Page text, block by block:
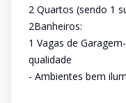
2 Quartos (sendo 1
2Banheiros:
1 Vagas de
qualidade
- Ambientes bem